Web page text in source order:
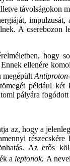
távolságokon
A cserebozon
hogy
ellenére
megépült
például két
pályára
az, hogy a
Az erős
a leptonok. A